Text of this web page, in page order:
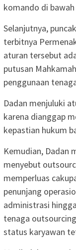
komando di
Selanjutnya,
terbitnya
aturan tersebut
putusan
penggunaan
Dadan menjuluki
karena dianggap
kepastian hukum
Kemudian, Dadan
menyebut
memperluas
penunjang
administrasi
tenaga
status karyawan